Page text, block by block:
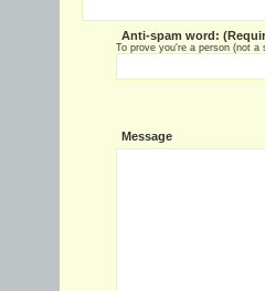
Anti-spam word:
To prove you're a person (not
Message